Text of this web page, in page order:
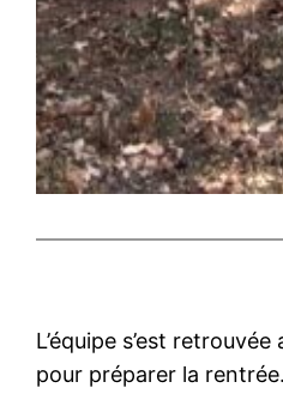
L’équipe s’est
pour préparer la rentrée.